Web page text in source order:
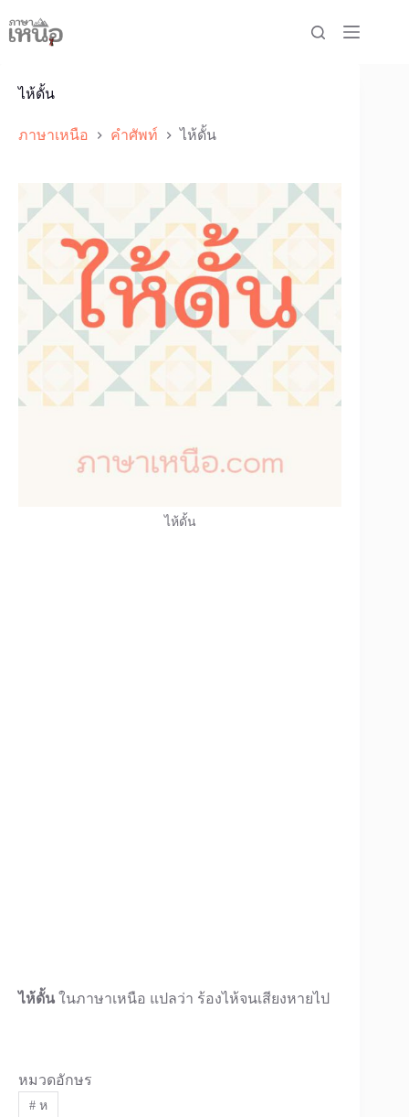
to
content
ไห้ดั้น
ภาษาเหนือ คำศัพท์ ไห้ดั้น
ไห้ดั้น
ไห้ดั้น ในภาษาเหนือ แปลว่า ร้องไห้จนเสียงหายไป
หมวดอักษร
#ห